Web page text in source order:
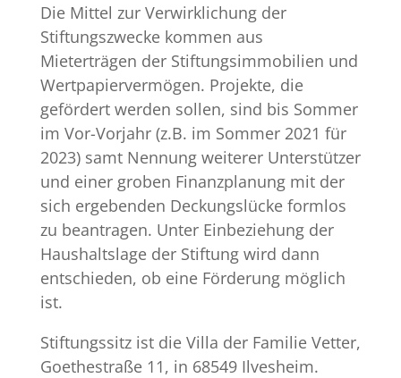
Die Mittel zur Verwirklichung der
Stiftungszwecke kommen aus
Mieterträgen der Stiftungsimmobilien und
Wertpapiervermögen. Projekte, die
gefördert werden sollen, sind bis Sommer
im Vor-Vorjahr (z.B. im Sommer 2021 für
2023) samt Nennung weiterer Unterstützer
und einer groben Finanzplanung mit der
sich ergebenden Deckungslücke formlos
zu beantragen. Unter Einbeziehung der
Haushaltslage der Stiftung wird dann
entschieden, ob eine Förderung möglich
ist.
Stiftungssitz ist die Villa der Familie Vetter,
Goethestraße 11, in 68549 Ilvesheim.